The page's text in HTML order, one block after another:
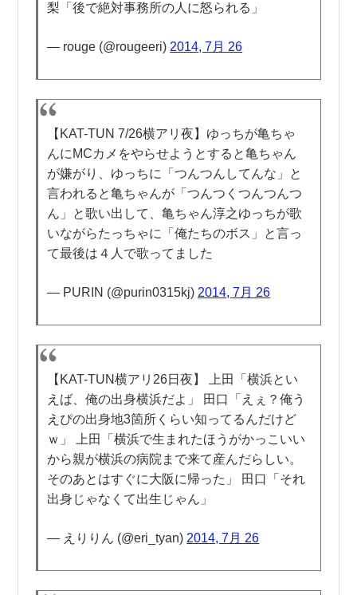
梨「後で絶対事務所の人に怒られる」
— rouge (@rougeeri) 2014, 7月 26
【KAT-TUN 7/26横アリ夜】ゆっちが亀ちゃ
んにMCカメをやらせようとすると亀ちゃん
が嫌がり、ゆっちに「つんつんしてんな」と
言われると亀ちゃんが「つんつくつんつんつ
ん」と歌い出して、亀ちゃん淳之ゆっちが歌
いながらたっちゃに「俺たちのボス」と言っ
て最後は４人で歌ってました
— PURIN (@purin0315kj) 2014, 7月 26
【KAT-TUN横アリ26日夜】 上田「横浜とい
えば、俺の出身横浜だよ」 田口「えぇ？俺う
えぴの出身地3箇所くらい知ってるんだけど
ｗ」 上田「横浜で生まれたほうがかっこいい
から親が横浜の病院まで来て産んだらしい。
そのあとはすぐに大阪に帰った」 田口「それ
出身じゃなくて出生じゃん」
— えりりん (@eri_tyan) 2014, 7月 26